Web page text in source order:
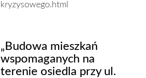
kryzysowego.html
„Budowa mieszkań
wspomaganych na
terenie osiedla przy ul.